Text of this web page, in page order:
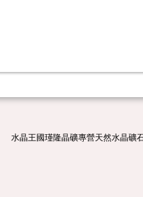
水晶王國瑾隆晶礦專營天然水晶礦